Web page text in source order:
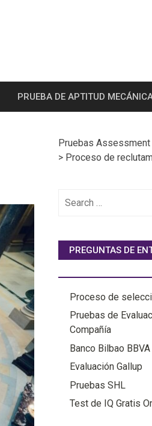
PRUEBA DE APTITUD
Pruebas Assessment
> Proceso de
for:
PREGUNTAS DE
Proceso de
Pruebas de
Compañía
Banco Bilbao BBVA
Evaluación Gallup
Pruebas SHL
Test de IQ Gratis